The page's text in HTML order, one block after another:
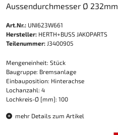
Aussendurchmesser Ø 232mm
Art.Nr.: UNI623W661
Hersteller: HERTH+BUSS JAKOPARTS
Teilenummer: J3400905
Mengeneinheit: Stück
Baugruppe: Bremsanlage
Einbauposition: Hinterachse
Lochanzahl: 4
Lochkreis-Ø [mm]: 100
mehr Details zum Artikel